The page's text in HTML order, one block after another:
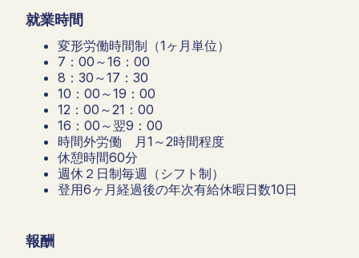
就業時間
変形労働時間制（1ヶ月単位）
7：00～16：00
8：30～17：30
10：00～19：00
12：00～21：00
16：00～翌9：00
時間外労働 月1～2時間程度
休憩時間60分
週休２日制毎週（シフト制）
登用6ヶ月経過後の年次有給休暇日数10日
報酬